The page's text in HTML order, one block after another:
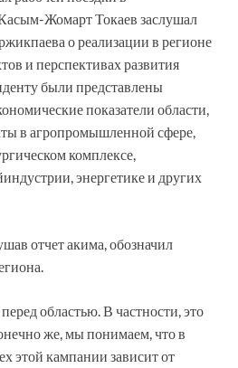
Жомарт Токаев заслушал
о реализации в регионе
и перспективах развития
были представлены
показатели области,
в агропромышленной сфере,
комплексе,
энергетике и других
отчет акима, обозначил
областью. В частности, это
же, мы понимаем, что в
этой кампании зависит от